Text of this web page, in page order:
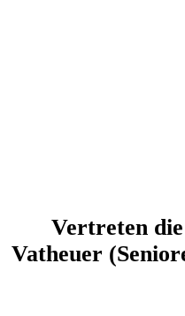
Vertreten
Vatheuer